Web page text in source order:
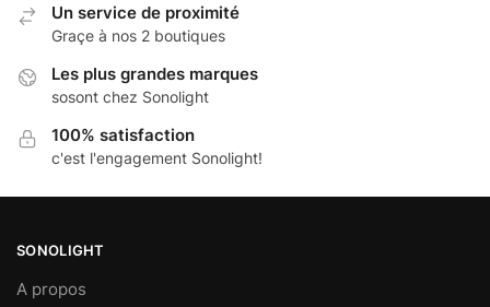
Un service de proximité
Graçe à nos 2 boutiques
Les plus grandes marques
sosont chez Sonolight
100% satisfaction
c'est l'engagement Sonolight!
SONOLIGHT
A propos